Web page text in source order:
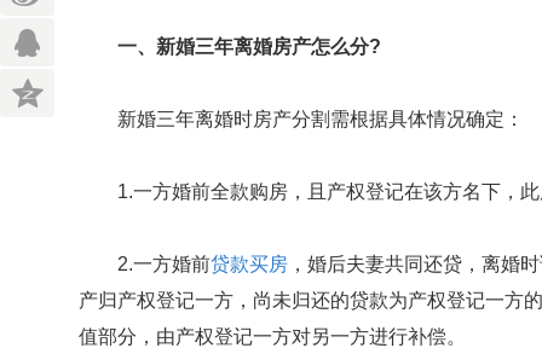
一、新婚三年离婚房产怎么分?
新婚三年离婚时房产分割需根据具体情况确定：
1.一方婚前全款购房，且产权登记在该方名下，
2.一方婚前贷款买房 ，婚后夫妻共同还贷，离婚
产归产权登记一方，尚未归还的贷款为产权登记一方
值部分，由产权登记一方对另一方进行补偿。